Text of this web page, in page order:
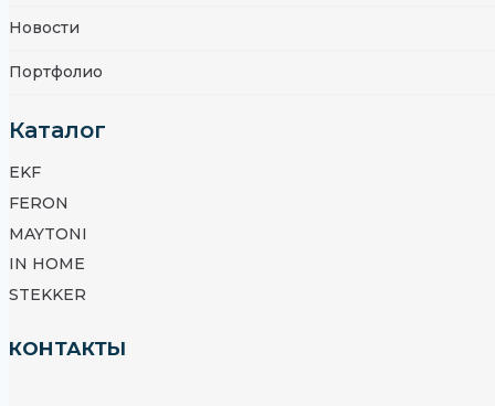
Новости
Портфолио
Каталог
EKF
FERON
MAYTONI
IN HOME
STEKKER
КОНТАКТЫ